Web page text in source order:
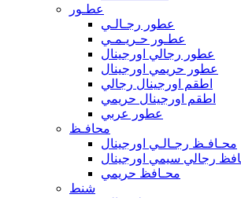
عطـور
عطور رجـالـي
عطـور حـريـمـي
عطور رجالي اورجينال
عطور حريمي اورجينال
اطقم اورجينال رجالي
اطقم اورجينال حريمي
عطور عربي
محافـظ
محـافـظ رجـالـي اورجينال
رجالي سيمي اورجينال
محـافظ حريمي
شنط